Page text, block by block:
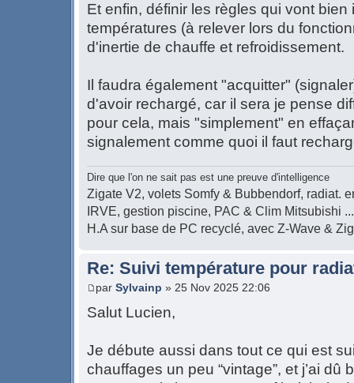
Et enfin, définir les règles qui vont
températures (à relever lors du
d'inertie de chauffe et refroidissement.
Il faudra également "acquitter"
d'avoir rechargé, car il sera je pense
pour cela, mais "simplement" en
signalement comme quoi il faut
Dire que l'on ne sait pas est une preuve d'intelligence
Zigate V2, volets Somfy & Bubbendorf, radiat.
IRVE, gestion piscine, PAC & Clim Mitsubishi ...
H.A sur base de PC recyclé, avec Z-Wave &
Re: Suivi température pour
par Sylvainp » 25 Nov 2025 22:06
Salut Lucien,
Je débute aussi dans tout ce qui est
chauffages un peu “vintage”, et j’ai dû